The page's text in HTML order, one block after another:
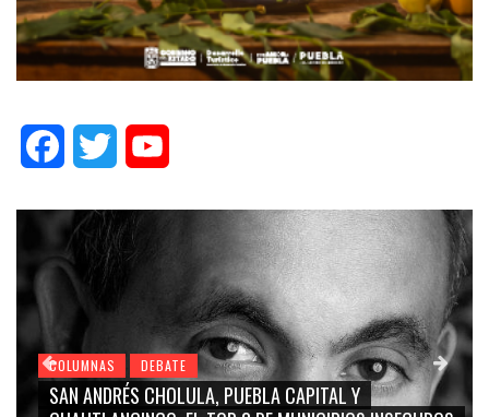
FacebookTwitter
COLUMNAS DEBATE
SAN ANDRÉS CHOLULA, PUEBLA CAPITAL Y